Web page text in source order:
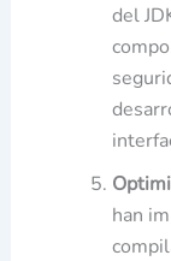
del
han